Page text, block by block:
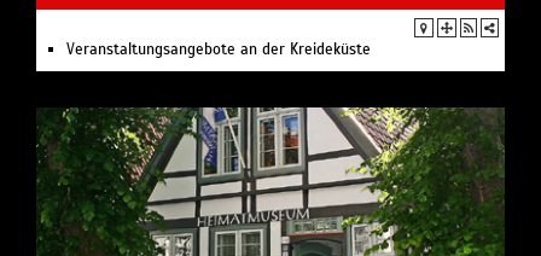
Veranstaltungsangebote an der Kreideküste